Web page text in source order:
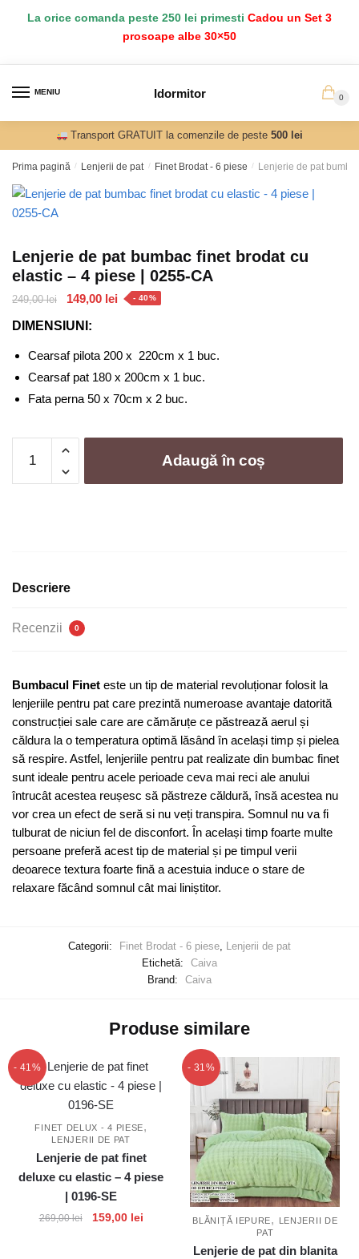
La orice comanda peste 250 lei primesti Cadou un Set 3
prosoape albe 30×50
MENIU Idormitor 0
Transport GRATUIT la comenzile de peste500 lei
Prima pagină / Lenjerii de pat / Finet Brodat - 6 piese / Lenjerie de pat
Lenjerie de pat bumbac finet brodat cu
elastic – 4 piese | 0255-CA
249,00lei
Prețul
a
fost:
249,00 lei.
149,00 lei Prețul
149,00 lei.
- 40%
DIMENSIUNI:
Cearsaf pilota 200 x 220cm x 1 buc.
Cearsaf pat 180 x 200cm x 1 buc.
Fata perna 50 x 70cm x 2 buc.
Lenjerie
de
cu
0255-
Adaugă în coș
Descriere
Recenzii 0
Bumbacul Finet este un tip de material revoluționar folosit la
lenjeriile pentru pat care prezintă numeroase avantaje datorită
construcției sale care are cămăruțe ce păstrează aerul și
căldura la o temperatura optimă lăsând în același timp și pielea
să respire. Astfel, lenjeriile pentru pat realizate din bumbac finet
sunt ideale pentru acele perioade ceva mai reci ale anului
întrucât acestea reușesc să păstreze căldură, însă acestea nu
vor crea un efect de seră si nu veți transpira. Somnul nu va fi
tulburat de niciun fel de disconfort. În același timp foarte multe
persoane preferă acest tip de material și pe timpul verii
deoarece textura foarte fină a acestuia induce o stare de
relaxare făcând somnul cât mai liniștitor.
Categorii: Finet Brodat - 6 piese Lenjerii de pat
Etichetă:
Caiva
Brand:
Caiva
Produse similare
- 41%
FINET DELUX - 4 PIESE,
LENJERII DE PAT
Lenjerie de pat finet
deluxe cu elastic – 4 piese
| 0196-SE
269,00lei
Prețul
159,00 leiPrețul
- 31%
BLĂNIȚĂ IEPURE,
LENJERII DE
PAT
Lenjerie de pat din blanita